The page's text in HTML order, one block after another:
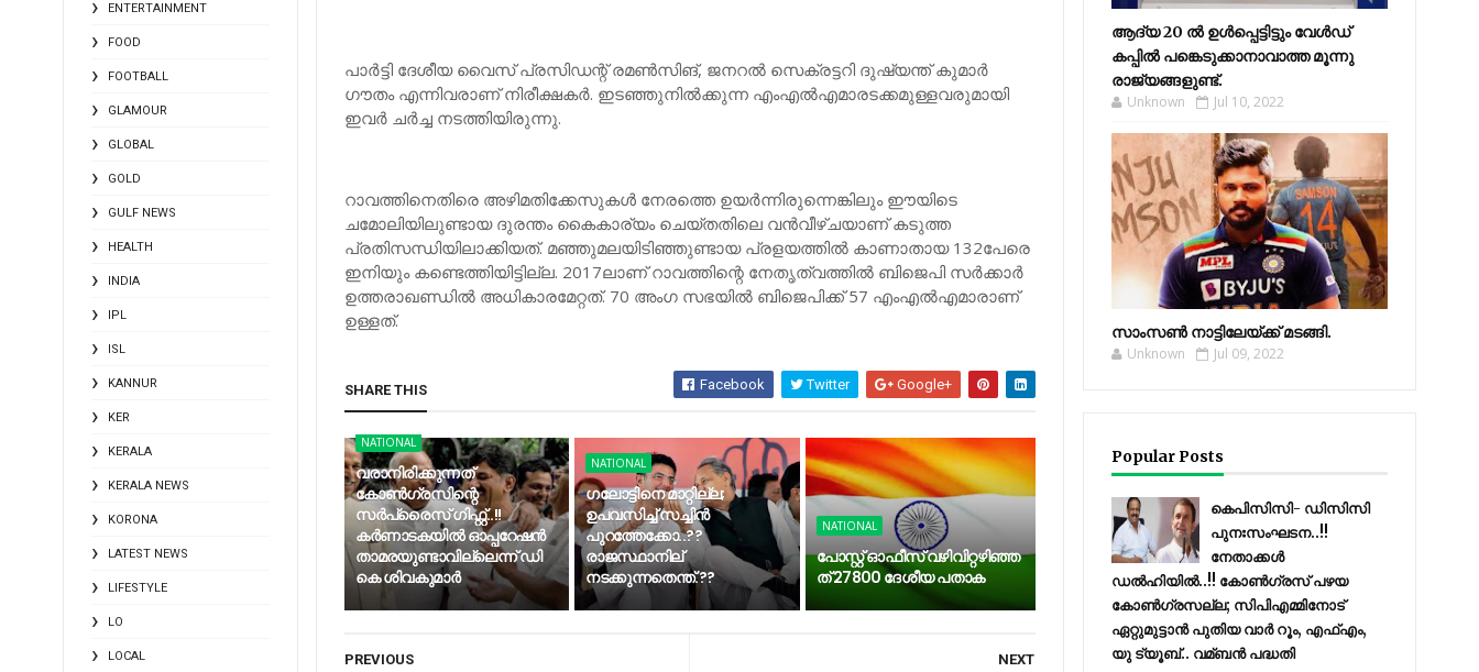
ENTERTAINMENT
FOOD
FOOTBALL
GLAMOUR
GLOBAL
GOLD
GULF NEWS
HEALTH
INDIA
IPL
ISL
KANNUR
KER
KERALA
KERALA NEWS
KORONA
LATEST NEWS
LIFESTYLE
LO
LOCAL
പാര്‍ട്ടി ദേശീയ വൈസ് പ്രസിഡന്റ് രമണ്‍സിങ്, ജനറല്‍ സെക്രട്ടറി ദുഷ്യന്ത് കുമാര്‍
ഗൗതം എന്നിവരാണ് നിരീക്ഷകര്‍. ഇടഞ്ഞുനില്‍ക്കുന്ന എംഎല്‍എമാരടക്കമുള്ളവരുമായി
ഇവര്‍ ചര്‍ച്ച നടത്തിയിരുന്നു.
റാവത്തിനെതിരെ അഴിമതിക്കേസുകള്‍ നേരത്തെ ഉയര്‍ന്നിരുന്നെങ്കിലും ഈയിടെ
ചമോലിയിലുണ്ടായ ദുരന്തം കൈകാര്യം ചെയ്തതിലെ വന്‍വീഴ്ചയാണ് കടുത്ത
പ്രതിസന്ധിയിലാക്കിയത്. മഞ്ഞുമലയിടിഞ്ഞുണ്ടായ പ്രളയത്തില്‍ കാണാതായ 132പേരെ
ഇനിയും കണ്ടെത്തിയിട്ടില്ല. 2017ലാണ് റാവത്തിന്റെ നേതൃത്വത്തില്‍ ബിജെപി സര്‍ക്കാര്‍
ഉത്തരാഖണ്ഡില്‍ അധികാരമേറ്റത്. 70 അംഗ സഭയില്‍ ബിജെപിക്ക് 57 എംഎല്‍എമാരാണ്
ഉള്ളത്.
SHARE THIS Facebook Twitter Google+
NATIONAL
വരാനിരിക്കുന്നത്
കോണ്‍ഗ്രസിന്റെ
സര്‍പ്രൈസ് ഗിഫ്റ്റ്..!!
കര്‍ണാടകയില്‍ ഓപ്പറേഷന്‍
താമരയുണ്ടാവില്ലെന്ന് ഡി
കെ ശിവകുമാര്‍
NATIONAL
ഗലോട്ടിനെ മാറ്റില്ല;
ഉപവസിച്ച് സച്ചിന്‍
പുറത്തേക്കോ..??
രാജസ്ഥാനില്
നടക്കുന്നതെന്ത്.??
NATIONAL
പോസ്റ്റ് ഓഫീസ് വഴിവി​റ്റ​ഴി​ഞ്ഞ​
ത് 27800​ ​ദേ​ശീ​യ​ ​പ​താ​ക
NEXT
PREVIOUS
ആദ്യ 20 ല്‍ ഉള്‍പ്പെട്ടിട്ടും വേള്‍ഡ്
കപ്പില്‍ പങ്കെടുക്കാനാവാത്ത മൂന്നു
രാജ്യങ്ങളുണ്ട്.
Unknown Jul 10, 2022
സാംസണ്‍ നാട്ടിലേയ്‌ക്ക് മടങ്ങി.
Unknown Jul 09, 2022
Popular Posts
കെപിസിസി- ഡിസിസി
പുനഃസംഘടന..!!
നേതാക്കൾ
ഡൽഹിയിൽ..!! കോണ്‍ഗ്രസ് പഴയ
കോണ്‍ഗ്രസല്ല; സിപിഎമ്മിനോട്
ഏറ്റുമുട്ടാന്‍ പുതിയ വാര്‍ റൂം, എഫ്‌എം,
യു ട്യൂബ്.. വമ്ബന്‍ പദ്ധതി